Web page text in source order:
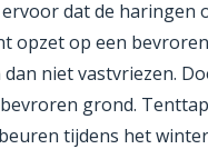
dat de haringen
opzet op een
niet vastvriezen.
grond.
tijdens het